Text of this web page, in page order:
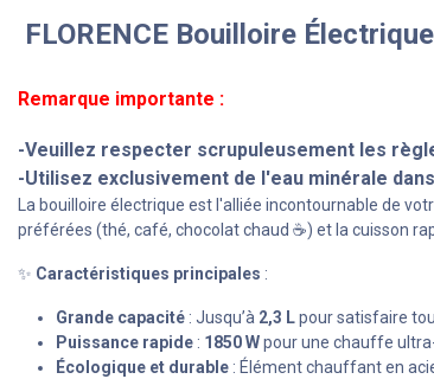
FLORENCE Bouilloire
Remarque importante :
-Veuillez respecter scrupuleusement les
-Utilisez exclusivement de l'eau minérale
La bouilloire électrique est l'alliée incontournable de
préférées (thé, café, chocolat chaud ☕) et la cuisson
✨ Caractéristiques principales :
Grande capacité : Jusqu’à 2,3 Lpour satisfaire
Puissance rapide : 1850 Wpour une chauffe
Écologique et durable : Élément chauffant en